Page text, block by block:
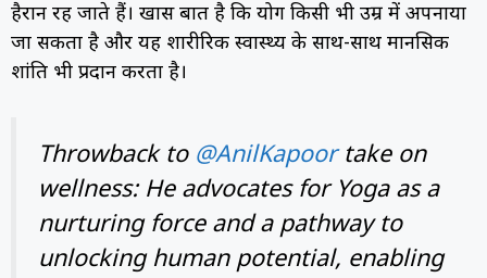
हैरान रह जाते हैं। खास बात है कि योग किसी भी उम्र में अपनाया
जा सकता है और यह शारीरिक स्वास्थ्य के साथ-साथ मानसिक
शांति भी प्रदान करता है।
Throwback to @AnilKapoortake on
wellness: He advocates for Yoga as a
nurturing force and a pathway to
unlocking human potential, enabling